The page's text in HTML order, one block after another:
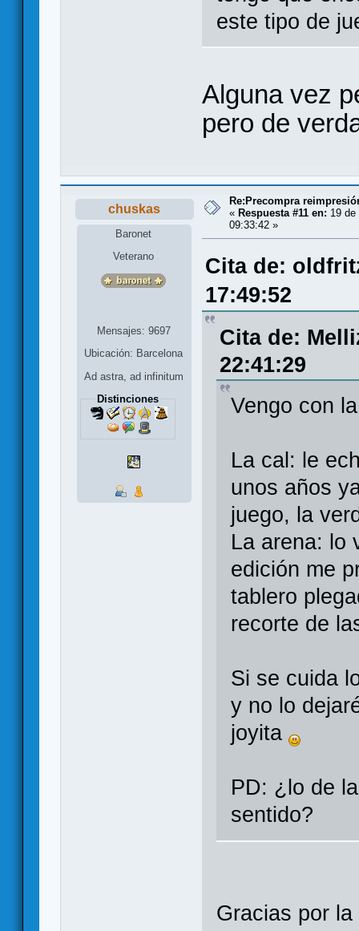
este tipo de
Alguna vez
pero de
chuskas
Baronet
Veterano
Mensajes: 9697
Ubicación: Barcelona
Ad astra, ad infinitum
Distinciones
Re:Precompra
« Respuesta #11 en: 19 de
09:33:42 »
Cita de:
17:49:52
Cita de:
22:41:29
Vengo con
La cal: le
unos años
juego, la
La arena: lo
edición me
tablero
recorte de
Si se cuida
y no lo
joyita
PD: ¿lo de
sentido?
Gracias por